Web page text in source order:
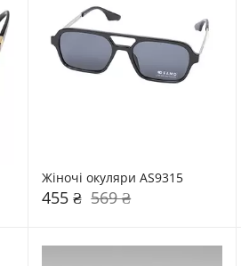
Жіночі окуляри AS9315
455 ₴ 569 ₴